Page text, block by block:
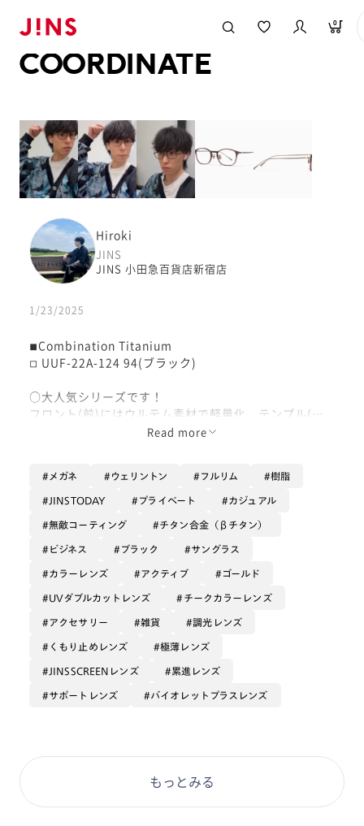
0
COORDINATE
Hiroki
JINS
JINS 小田急百貨店新宿店
1/23/2025
◾︎Combination Titanium
◽︎ UUF-22A-124 94(ブラック)
○大人気シリーズです！
フロント(前)にはウルテム素材で軽量化、テンプル(つ
る)にはβチタンを使用し柔らかくかけ心地が非常に良い
○カジュアルでもフォーマルな服装でも合いやすい、幅
広い世代に人気を誇っています！
○大きめのウェリントンという玉型で、今のトレンドに
ピッタリですよ✨迷ったらこのフレーム一択で個人的に
も使っているのでオススメです🙌
Read more
メガネ ウェリントン フルリム 樹脂
JINSTODAY プライベート カジュアル
無敵コーティング チタン合金（βチタン）
ビジネス ブラック サングラス
カラーレンズ アクティブ ゴールド
UVダブルカットレンズ チークカラーレンズ
アクセサリー 雑貨 調光レンズ
くもり止めレンズ 極薄レンズ
JINSSCREENレンズ 累進レンズ
サポートレンズ バイオレットプラスレンズ
もっとみる